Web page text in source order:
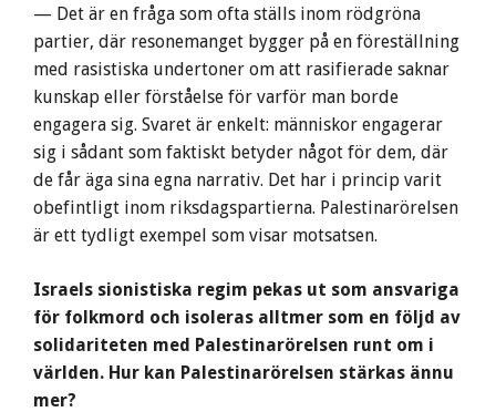
— Det är en fråga som ofta ställs inom rödgröna
partier, där resonemanget bygger på en föreställning
med rasistiska undertoner om att rasifierade saknar
kunskap eller förståelse för varför man borde
engagera sig. Svaret är enkelt: människor engagerar
sig i sådant som faktiskt betyder något för dem, där
de får äga sina egna narrativ. Det har i princip varit
obefintligt inom riksdagspartierna. Palestinarörelsen
är ett tydligt exempel som visar motsatsen.
Israels sionistiska regim pekas ut som ansvariga
för folkmord och isoleras alltmer som en följd av
solidariteten med Palestinarörelsen runt om i
världen. Hur kan Palestinarörelsen stärkas ännu
mer?